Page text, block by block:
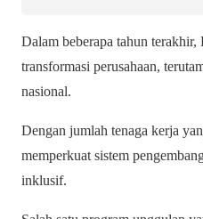
Dalam beberapa tahun terakhir,
transformasi perusahaan,
nasional.
Dengan jumlah tenaga kerja
memperkuat sistem
inklusif.